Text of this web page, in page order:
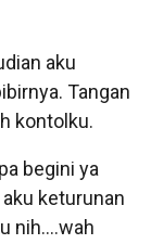
aku
Tangan
kontolku.
begini ya
keturunan
nih….wah